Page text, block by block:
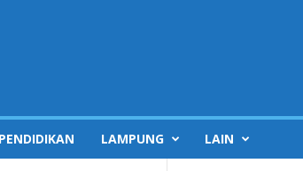
PENDIDIKAN LAMPUNG LAIN